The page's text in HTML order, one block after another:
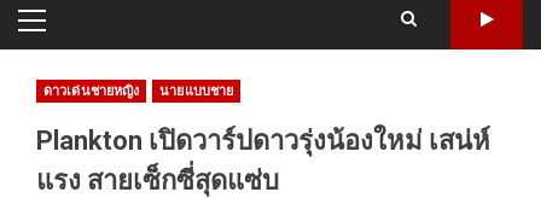
PRIMARY
MENU
ดาวเด่นชายหญิง นายแบบชาย
Plankton เปิดวาร์ปดาวรุ่งน้องใหม่ เสน่ห์
แรง สายเซ็กซี่สุดแซ่บ